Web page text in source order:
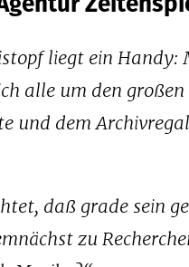
liegt ein Handy:
alle um den
und dem
daß grade sein
zu